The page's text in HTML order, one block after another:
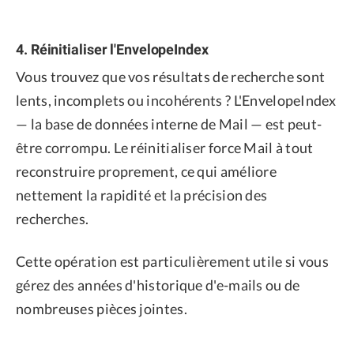
4. Réinitialiser l'EnvelopeIndex
Vous trouvez que vos résultats de recherche sont
lents, incomplets ou incohérents ? L'EnvelopeIndex
— la base de données interne de Mail — est peut-
être corrompu. Le réinitialiser force Mail à tout
reconstruire proprement, ce qui améliore
nettement la rapidité et la précision des
recherches.
Cette opération est particulièrement utile si vous
gérez des années d'historique d'e-mails ou de
nombreuses pièces jointes.